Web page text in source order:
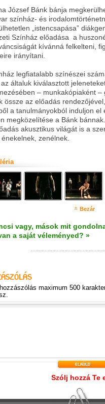
József Bánk bánja
színház- és
„istencsapása”
Színház előadása a
kívánná felkelteni,
irányítani.
legfiatalabb színészei
az általuk kiválasztott
– munkakópiaként –
össze az előadás
a tanulmányokból induljon el
megközelítése a Bánk bánnak.
akusztikus világát is a
énekelnek, zenélnek.
Bezár
vagy, mások mit
a saját véleményed? »
maximum 500
Szólj hozzá Te